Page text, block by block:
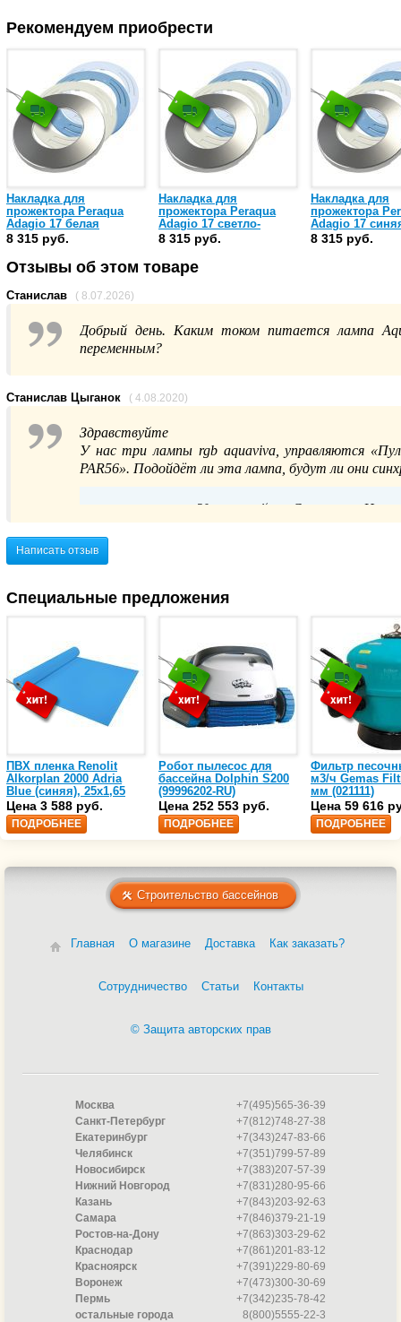
Рекомендуем приобрести
Накладка для
прожектора Peraqua
Adagio 17 белая
(74402)
8 315 руб.
Накладка для
прожектора Peraqua
Adagio 17 светло-
голубая (74403)
8 315 руб.
Накладка для
прожектора
Adagio 17
(74404)
8 315 руб.
Отзывы об этом товаре
Станислав ( 8.07.2026)
Добрый день. Каким током питается лампа
переменным?
Станислав Цыганок ( 4.08.2020)
Здравствуйте
У нас три лампы rgb aquaviva, управляются
PAR56». Подойдёт ли эта лампа, будут ли они
Здравствуйте, Станислав
дополнительной информации, пожалуйста,
Написать отзыв
Специальные предложения
ПВХ пленка Renolit
Alkorplan 2000 Adria
Blue (синяя), 25х1,65
(35216203)
Цена 3 588 руб.
ПОДРОБНЕЕ
Робот пылесос для
бассейна Dolphin S200
(99996202-RU)
Цена 252 553 руб.
ПОДРОБНЕЕ
Фильтр
м3/ч Gemas
мм (021111)
Цена 59 616
ПОДРОБНЕЕ
Строительство бассейнов
Главная О магазине Доставка Как заказать?
Сотрудничество Статьи Контакты
© Защита авторских прав
Москва
+7(495)565-36-39
Санкт-Петербург
+7(812)748-27-38
Екатеринбург
+7(343)247-83-66
Челябинск
+7(351)799-57-89
Новосибирск
+7(383)207-57-39
Нижний Новгород
+7(831)280-95-66
Казань
+7(843)203-92-63
Самара
+7(846)379-21-19
Ростов-на-Дону
+7(863)303-29-62
Краснодар
+7(861)201-83-12
Красноярск
+7(391)229-80-69
Воронеж
+7(473)300-30-69
Пермь
+7(342)235-78-42
остальные города
8(800)5555-22-3